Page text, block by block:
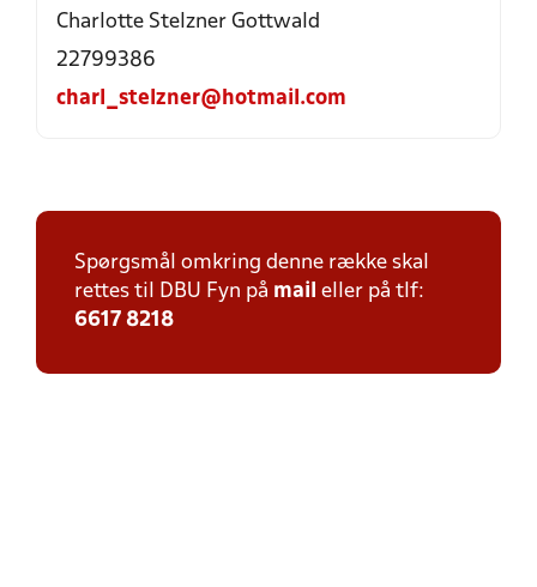
Charlotte Stelzner Gottwald
22799386
charl_stelzner@hotmail.com
Spørgsmål omkring denne række skal
rettes til DBU Fyn på mail eller på tlf:
6617 8218